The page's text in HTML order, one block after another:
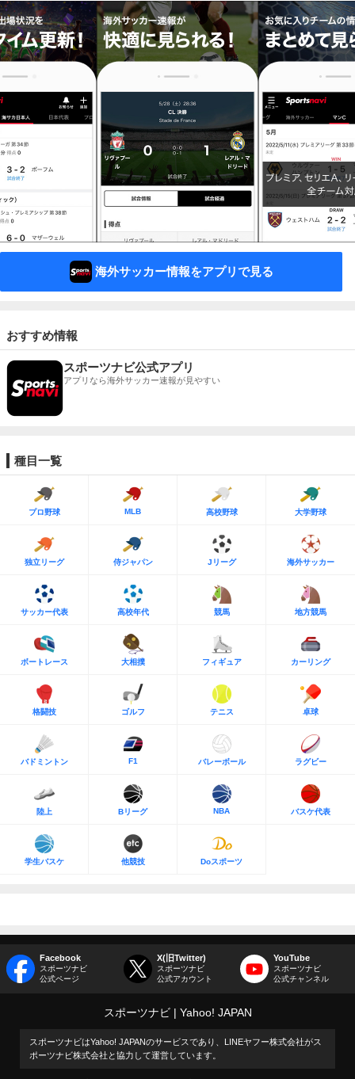
海外サッカー情報をアプリで見る
おすすめ情報
スポーツナビ公式アプリ
アプリなら海外サッカー速報が見やすい
種目一覧
プロ野球 MLB 高校野球 大学野球
独立リーグ 侍ジャパン Jリーグ 海外サッカー
サッカー代表 高校年代 競馬 地方競馬
ボートレース 大相撲 フィギュア カーリング
格闘技 ゴルフ テニス 卓球
バドミントン F1 バレーボール ラグビー
陸上 Bリーグ NBA バスケ代表
学生バスケ 他競技 Doスポーツ
Facebook
スポーツナビ
公式ページ
X(旧Twitter)
スポーツナビ
公式アカウント
YouTube
スポーツナビ
公式チャンネル
スポーツナビ Yahoo! JAPAN
スポーツナビはYahoo! JAPANのサービスであり、LINEヤフー株式会社がス
ポーツナビ株式会社と協力して運営しています。